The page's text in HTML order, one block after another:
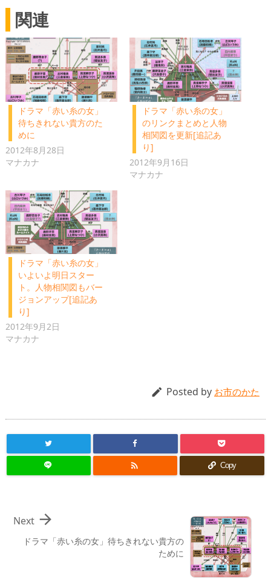
関連
ドラマ「赤い糸の女」
待ちきれない貴方のた
めに
2012年8月28日
マナカナ
ドラマ「赤い糸の女」
のリンクまとめと人物
相関図を更新[追記あ
り]
2012年9月16日
マナカナ
ドラマ「赤い糸の女」
いよいよ明日スター
ト。人物相関図もバー
ジョンアップ[追記あ
り]
2012年9月2日
マナカナ
 Posted by お市のかた
 Copy
ドラマ「赤い糸の女」待ちきれない貴方の
ために

Next